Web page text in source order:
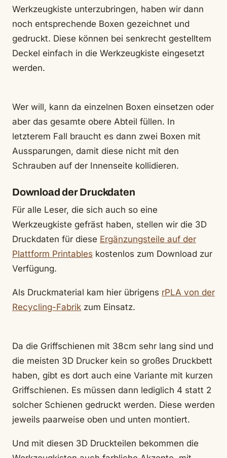
Werkzeugkiste unterzubringen, haben wir dann
noch entsprechende Boxen gezeichnet und
gedruckt. Diese können bei senkrecht gestelltem
Deckel einfach in die Werkzeugkiste eingesetzt
werden.
Wer will, kann da einzelnen Boxen einsetzen oder
aber das gesamte obere Abteil füllen. In
letzterem Fall braucht es dann zwei Boxen mit
Aussparungen, damit diese nicht mit den
Schrauben auf der Innenseite kollidieren.
Download der Druckdaten
Für alle Leser, die sich auch so eine
Werkzeugkiste gefräst haben, stellen wir die 3D
Druckdaten für diese Ergänzungsteile auf der
Plattform Printables kostenlos zum Download zur
Verfügung.
Als Druckmaterial kam hier übrigens rPLA von der
Recycling-Fabrik zum Einsatz.
Da die Griffschienen mit 38cm sehr lang sind und
die meisten 3D Drucker kein so großes Druckbett
haben, gibt es dort auch eine Variante mit kurzen
Griffschienen. Es müssen dann lediglich 4 statt 2
solcher Schienen gedruckt werden. Diese werden
jeweils paarweise oben und unten montiert.
Und mit diesen 3D Druckteilen bekommen die